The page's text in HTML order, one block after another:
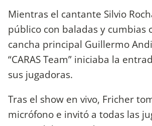
Mientras el cantante Silvio
público con baladas y cumbias
cancha principal Guillermo
“CARAS Team” iniciaba la
sus jugadoras.
Tras el show en vivo, Fricher
micrófono e invitó a todas las